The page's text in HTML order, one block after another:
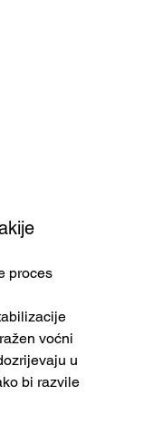
proces
voćni
u
bi razvile